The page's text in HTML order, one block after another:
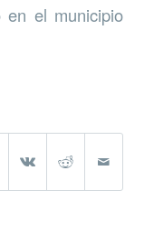
el municipio